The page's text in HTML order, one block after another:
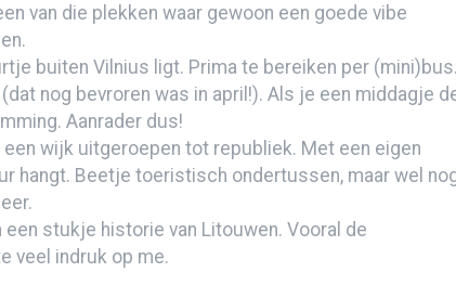
dol-fijn!)
Canyon
van die plekken waar gewoon een goede vibe
buiten Vilnius ligt. Prima te bereiken per (mini)bus.
nog bevroren was in april!). Als je een middagje
Aanrader dus!
een wijk uitgeroepen tot republiek. Met een eigen
hangt. Beetje toeristisch ondertussen, maar wel
een stukje historie van Litouwen. Vooral de
veel indruk op me.